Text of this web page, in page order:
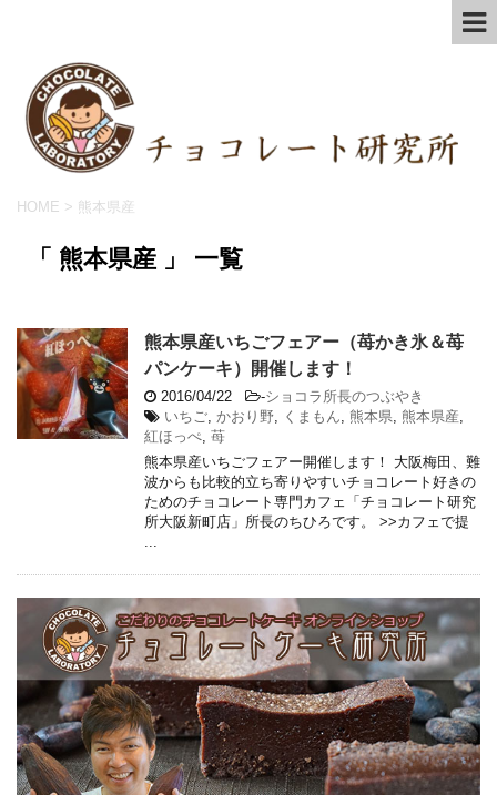
HOME > 熊本県産
「 熊本県産 」 一覧
熊本県産いちごフェアー（苺かき氷＆苺
パンケーキ）開催します！
2016/04/22 -ショコラ所長のつぶやき
いちご かおり野 くまもん 熊本県 熊本県産
紅ほっぺ 苺
熊本県産いちごフェアー開催します！ 大阪梅田、難
波からも比較的立ち寄りやすいチョコレート好きの
ためのチョコレート専門カフェ「チョコレート研究
所大阪新町店」所長のちひろです。 >>カフェで提